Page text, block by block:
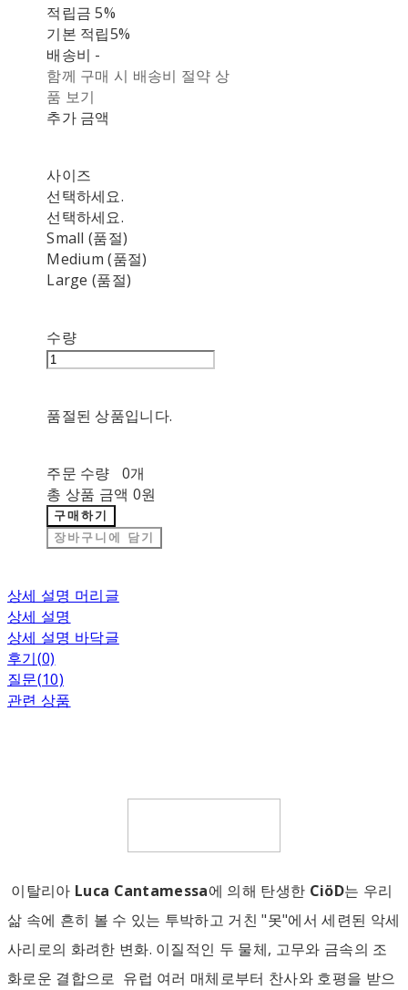
적립금 5%
기본 적립5%
배송비 -
함께 구매 시 배송비 절약 상
품 보기
추가 금액
사이즈
선택하세요.
선택하세요.
Small (품절)
Medium (품절)
Large (품절)
수량
품절된 상품입니다.
주문 수량
0개
총 상품 금액 0원
구매하기
장바구니에 담기
상세 설명 머리글
상세 설명
상세 설명 바닥글
후기(0)
질문(10)
관련 상품
이탈리아 Luca Cantamessa에 의해 탄생한 CiöD는 우리
삶 속에 흔히 볼 수 있는 투박하고 거친 "못"에서 세련된 악세
사리로의 화려한 변화. 이질적인 두 물체, 고무와 금속의 조
화로운 결합으로 유럽 여러 매체로부터 찬사와 호평을 받으